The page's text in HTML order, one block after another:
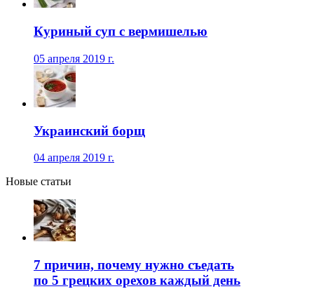
Куриный суп с вермишелью
05 апреля 2019 г.
Украинский борщ
04 апреля 2019 г.
Новые статьи
7 причин, почему нужно съедать
по 5 грецких орехов каждый день